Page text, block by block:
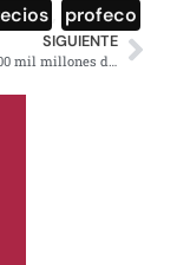
profeco
SIGUIENTE